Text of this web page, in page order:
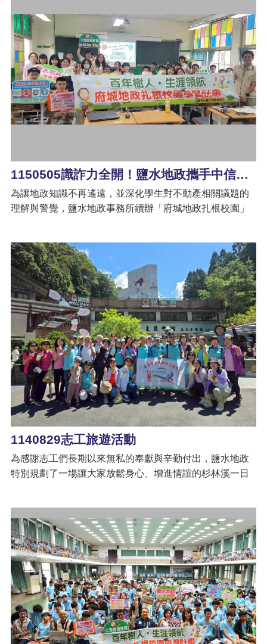
局
政
府
資
訊
公
開
與
資
訊
安
策
政
府
網
站
資
開
放
宣
告
現場搶答踴躍，成功讓年輕學子化身為家中的「財產小警
衛」！ 「一公斤的棉花與鐵，哪個比較重？」活動由趣味
腦筋急轉彎開場，路竹高中的同學們展現極快的反應力，
瞬間拉近了臺南與高雄的距離。鹽水地政同仁趁熱打鐵，
生動傳授了地政防詐的兩大「護身符」—「住址隱匿」與
「地籍異動即時通」，申辦完成等同於為家裡的不動產安
裝了最敏銳的防盜警報器。 臺南市長黃偉哲表示，地政工
作是城市發展的根基，面對日新月異詐騙手法，防詐教育
政法寶帶回家庭，用知識築起最強韌的防詐圍牆！ 地政局
長陳淑美指出，地政服務正邁向數位化時代，地政局打造
「府城南籍圈」智慧圖資平台，讓生硬、複雜的地籍、地
價資訊變得簡單易查。特別提醒所有在外求學、生活的學
全方位查詢不動產資訊，讓資訊不對稱的詐騙手法無所遁
形。 鹽水地政主任陳世平補充說明，除了防詐觀念，活動
也融入測量、地籍圖資、不動產租賃安全、性別平等與職
涯探索議題。鼓勵同學不分性別，勇於追求自己的職業夢
想。現場不少同學主動詢問地政科系的報考與職涯細節，
場面溫馨且具啟發性，鹽水地政團隊未來將持續推廣專業
地政科技，讓地政知識扎根校園。
1150505識詐力全開！鹽水地政攜手中信高中守護青春不被騙
為讓地政知識不再遙遠，並深化學生對不動產相關議題的
理解與警覺，鹽水地政事務所續辦「府城地政扎根校園」
扎根。 這次特別走進中信高級中學，用最生活化的方式，
帶同學們一起學習~ 租屋安全小撇步（看契約、查權利）
土地測量小知識（界線在哪？權利怎麼看？） 常見不動產
詐騙手法破解 地政體系與多元職涯發展 從「租屋不踩雷」
到「界線不搞錯」，再到「識詐有一套」，現場互動熱
烈、反應踴躍，學習氣氛滿滿，讓地政知識真正走進生
活，變得看得懂、也用得上。同時也帶領學生認識地政體
系的運作，並延伸介紹多元職涯發展方向，讓大家看見地
政專業不只是法規與土地，更是一條兼具專業與服務的未
來道路。 未來，鹽水地政事務所將持續前進校園，以多元
創新方式推廣地政知識，陪伴年輕世代強化自我保護與權
益保障能力，共同打造更安心的生活環境。
1140829志工旅遊活動
為感謝志工們長期以來無私的奉獻與辛勤付出，鹽水地政
特別規劃了一場讓大家放鬆身心、增進情誼的杉林溪一日
充電，也在彼此的陪伴下感受到滿滿的溫暖與歡樂。志工
不只是付出，更是一群彼此扶持、一起歡笑的夥伴，未
來，地政將繼續與志工夥伴們攜手同行，讓愛與服務延
續，讓每一份付出都發揮最大的溫暖與力量。